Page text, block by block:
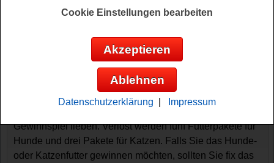
Gewinnsumme ▲ ▼ Gewinnanzahl
Ein Herz für Tiere Gewinnspiel - Hunde-
und Katzenfutter gewinnen
Alle Hunde- und Katzen-Besitzer unter den Gewinnern
Gewinnspiel lieben. Verlost werden fünf Futterpakete für
Hunde und drei Pakete für Katzen. Falls Sie das Hunde-
oder Katzenfutter gewinnen möchten, sollten Sie fix das
Cookie Einstellungen bearbeiten
Akzeptieren
Ablehnen
Datenschutzerklärung Impressum